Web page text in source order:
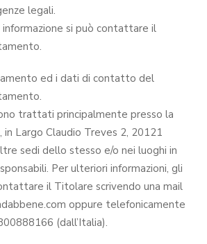
legali.
si può contattare il
ed i dati di contatto del
trattati principalmente presso la
Largo Claudio Treves 2, 20121
sedi dello stesso e/o nei luoghi in
Per ulteriori informazioni, gli
il Titolare scrivendo una mail
oppure telefonicamente
(dall’Italia).